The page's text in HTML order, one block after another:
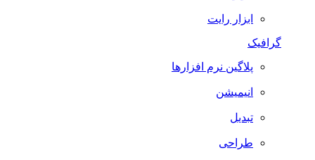
ابزار رایت
گرافیک
پلاگین نرم افزارها
انیمیشن
تبدیل
طراحی